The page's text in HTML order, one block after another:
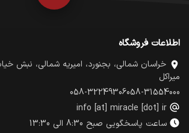
اطلاعات فروشگاه
خراسان شمالی، بجنورد، امیریه شمالی، نبش
میراکل
058-31554000
058-32249306
info [at] miracle [dot] ir
ساعت پاسخگویی صبح 8:30 الی 13:30